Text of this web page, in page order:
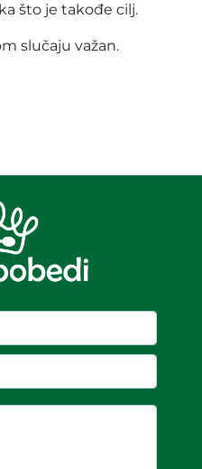
što je takođe cilj.
slučaju važan.